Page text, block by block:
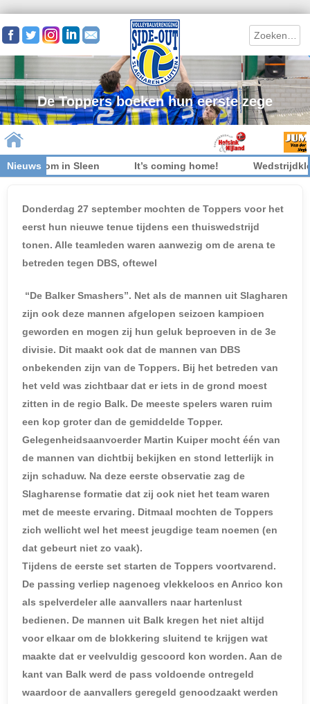
Search
De Toppers boeken hun eerste zege
Nieuws
welkom in Sleen It’s coming home!
Donderdag 27 september mochten de Toppers voor het
eerst hun nieuwe tenue tijdens een thuiswedstrijd
tonen. Alle teamleden waren aanwezig om de arena te
betreden tegen DBS, oftewel
“De Balker Smashers”. Net als de mannen uit Slagharen
zijn ook deze mannen afgelopen seizoen kampioen
geworden en mogen zij hun geluk beproeven in de 3e
divisie. Dit maakt ook dat de mannen van DBS
onbekenden zijn van de Toppers. Bij het betreden van
het veld was zichtbaar dat er iets in de grond moest
zitten in de regio Balk. De meeste spelers waren ruim
een kop groter dan de gemiddelde Topper.
Gelegenheidsaanvoerder Martin Kuiper mocht één van
de mannen van dichtbij bekijken en stond letterlijk in
zijn schaduw. Na deze eerste observatie zag de
Slagharense formatie dat zij ook niet het team waren
met de meeste ervaring. Ditmaal mochten de Toppers
zich wellicht wel het meest jeugdige team noemen (en
dat gebeurt niet zo vaak).
Tijdens de eerste set starten de Toppers voortvarend.
De passing verliep nagenoeg vlekkeloos en Anrico kon
als spelverdeler alle aanvallers naar hartenlust
bedienen. De mannen uit Balk kregen het niet altijd
voor elkaar om de blokkering sluitend te krijgen wat
maakte dat er veelvuldig gescoord kon worden. Aan de
kant van Balk werd de pass voldoende ontregeld
waardoor de aanvallers geregeld genoodzaakt werden